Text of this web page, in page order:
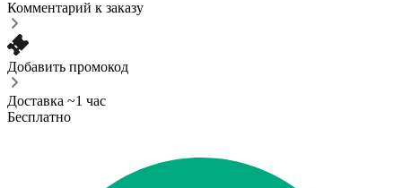
Комментарий к заказу
Добавить промокод
Доставка ~1 час
Бесплатно